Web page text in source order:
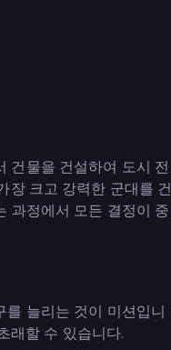
건물을 건설하여 도시 전
장 크고 강력한 군대를 건
과정에서 모든 결정이 중
늘리는 것이 미션입니
래할 수 있습니다.